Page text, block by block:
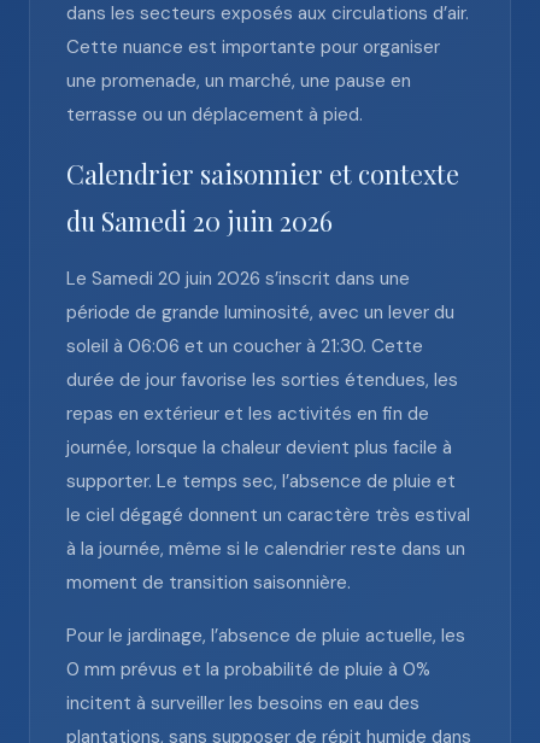
dans les secteurs exposés aux circulations d’air.
Cette nuance est importante pour organiser
une promenade, un marché, une pause en
terrasse ou un déplacement à pied.
Calendrier saisonnier et contexte
du Samedi 20 juin 2026
Le Samedi 20 juin 2026 s’inscrit dans une
période de grande luminosité, avec un lever du
soleil à 06:06 et un coucher à 21:30. Cette
durée de jour favorise les sorties étendues, les
repas en extérieur et les activités en fin de
journée, lorsque la chaleur devient plus facile à
supporter. Le temps sec, l’absence de pluie et
le ciel dégagé donnent un caractère très estival
à la journée, même si le calendrier reste dans un
moment de transition saisonnière.
Pour le jardinage, l’absence de pluie actuelle, les
0 mm prévus et la probabilité de pluie à 0%
incitent à surveiller les besoins en eau des
plantations, sans supposer de répit humide dans